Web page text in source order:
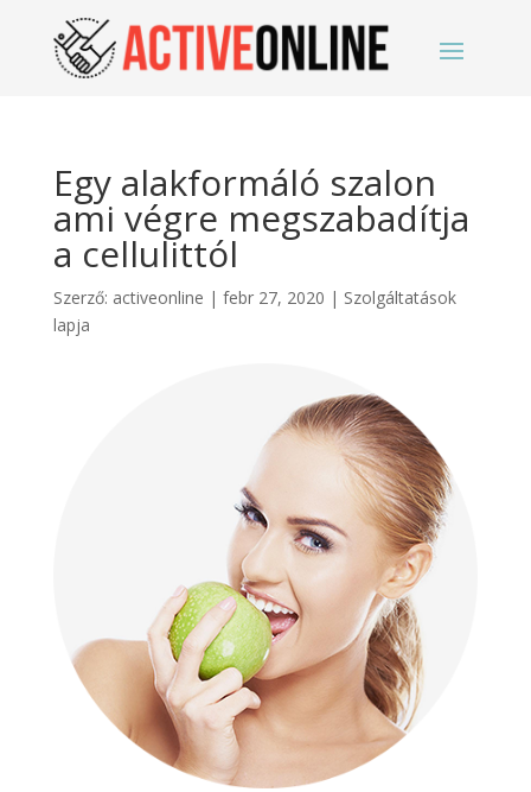
Egy alakformáló szalon
ami végre megszabadítja
a cellulittól
Szerző: activeonline | febr 27, 2020 | Szolgáltatások
lapja